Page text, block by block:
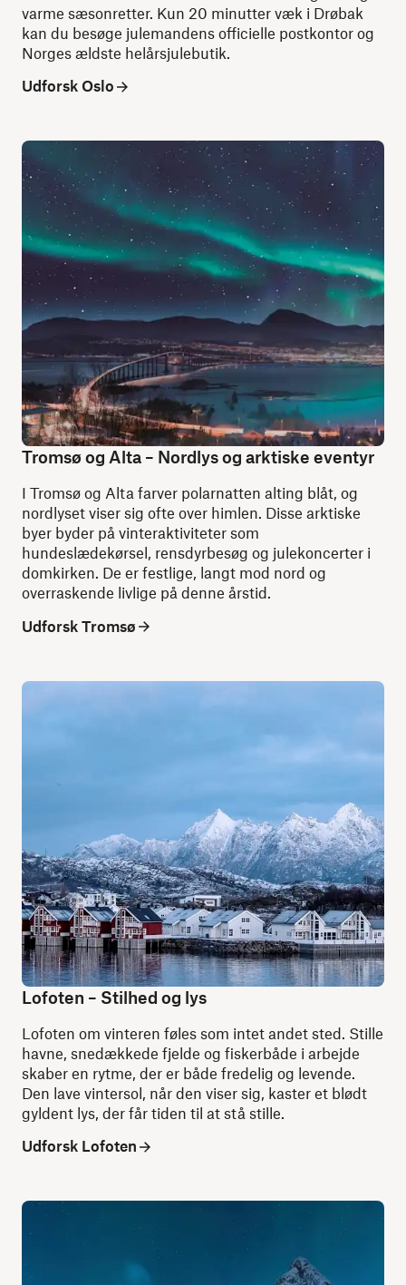
varme sæsonretter. Kun 20 minutter væk i Drøbak
kan du besøge julemandens officielle postkontor og
Norges ældste helårsjulebutik.
Udforsk Oslo
Tromsø og Alta – Nordlys og arktiske eventyr
I Tromsø og Alta farver polarnatten alting blåt, og
nordlyset viser sig ofte over himlen. Disse arktiske
byer byder på vinteraktiviteter som
hundeslædekørsel, rensdyrbesøg og julekoncerter i
domkirken. De er festlige, langt mod nord og
overraskende livlige på denne årstid.
Udforsk Tromsø
Lofoten – Stilhed og lys
Lofoten om vinteren føles som intet andet sted. Stille
havne, snedækkede fjelde og fiskerbåde i arbejde
skaber en rytme, der er både fredelig og levende.
Den lave vintersol, når den viser sig, kaster et blødt
gyldent lys, der får tiden til at stå stille.
Udforsk Lofoten